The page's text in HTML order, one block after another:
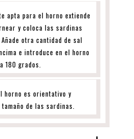
apta para el horno extiende
y coloca las sardinas
otra cantidad de sal
e introduce en el horno
180 grados.
horno es orientativo y
tamaño de las sardinas.